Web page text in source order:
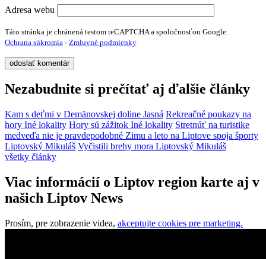
Adresa webu
Táto stránka je chránená testom reCAPTCHA a spoločnosťou Google.
Ochrana súkromia - Zmluvné podmienky
Nezabudnite si prečítať aj ďalšie články
Kam s deťmi v Demänovskej doline Jasná Rekreačné poukazy na
hory Iné lokality Hory sú zážitok Iné lokality Stretnúť na turistike
medveďa nie je pravdepodobné Zimu a leto na Liptove spoja športy
Liptovský Mikuláš Vyčistili brehy mora Liptovský Mikuláš
všetky články
Viac informácií o Liptov region karte aj v
našich Liptov News
Prosím, pre zobrazenie videa, akceptujte cookies pre marketing.